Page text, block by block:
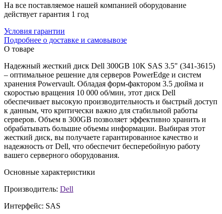
На все поставляемое нашей компанией оборудование
действует гарантия 1 год
Условия гарантии
Подробнее о доставке и самовывозе
О товаре
Надежный жесткий диск Dell 300GB 10K SAS 3.5" (341-3615)
– оптимальное решение для серверов PowerEdge и систем
хранения Powervault. Обладая форм-фактором 3.5 дюйма и
скоростью вращения 10 000 об/мин, этот диск Dell
обеспечивает высокую производительность и быстрый доступ
к данным, что критически важно для стабильной работы
серверов. Объем в 300GB позволяет эффективно хранить и
обрабатывать большие объемы информации. Выбирая этот
жесткий диск, вы получаете гарантированное качество и
надежность от Dell, что обеспечит бесперебойную работу
вашего серверного оборудования.
Основные характеристики
Производитель: Dell
Интерфейс: SAS